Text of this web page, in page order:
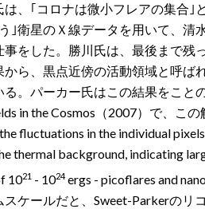
は、｢コロナは微小フレアの集合｣
｣衛星のＸ線データを用いて、
事をした。勝川氏は、最後まで残
から、黒点近傍の活動領域と呼
る。パーカー氏はこの結果をこと
in the Cosmos（2007）で、こ
fluctuations in the individual
thermal background, indicating
1021 - 1024ergs - picoflares and
スケールだと、Sweet-Parkerのリ